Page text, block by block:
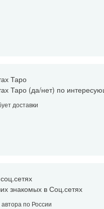
Таро
Таро (да/нет) по
доставки
знакомых в Соц.сетях
по России